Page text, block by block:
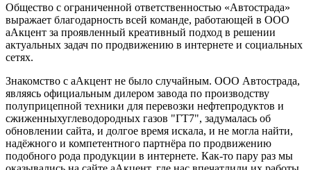
Общество с ограниченной ответственностью «Автострада»
выражает благодарность всей команде, работающей в ООО
аАкцент за проявленный креативный подход в решении
актуальных задач по продвижению в интернете и социальных
сетях.
Знакомство с аАкцент не было случайным. ООО Автострада,
являясь официальным дилером завода по производству
полуприцепной техники для перевозки нефтепродуктов и
сжиженныхуглеводородных газов "ГТ7", задумалась об
обновлении сайта, и долгое время искала, и не могла найти,
надёжного и компетентного партнёра по продвижению
подобного рода продукции в интернете. Как-то пару раз мы